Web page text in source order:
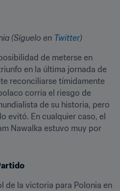
(Síguelo en Twitter)
de meterse en
en la última jornada de
reconciliarse tímidamente
corría el riesgo de
de su historia, pero
evitó. En cualquier caso, el
Nawalka estuvo muy por
de la victoria para Polonia en